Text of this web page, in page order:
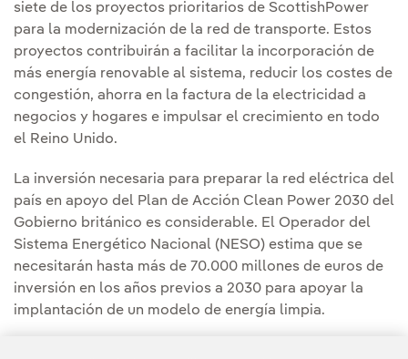
siete de los proyectos prioritarios de ScottishPower
para la modernización de la red de transporte. Estos
proyectos contribuirán a facilitar la incorporación de
más energía renovable al sistema, reducir los costes de
congestión, ahorra en la factura de la electricidad a
negocios y hogares e impulsar el crecimiento en todo
el Reino Unido.
La inversión necesaria para preparar la red eléctrica del
país en apoyo del Plan de Acción Clean Power 2030 del
Gobierno británico es considerable. El Operador del
Sistema Energético Nacional (NESO) estima que se
necesitarán hasta más de 70.000 millones de euros de
inversión en los años previos a 2030 para apoyar la
implantación de un modelo de energía limpia.